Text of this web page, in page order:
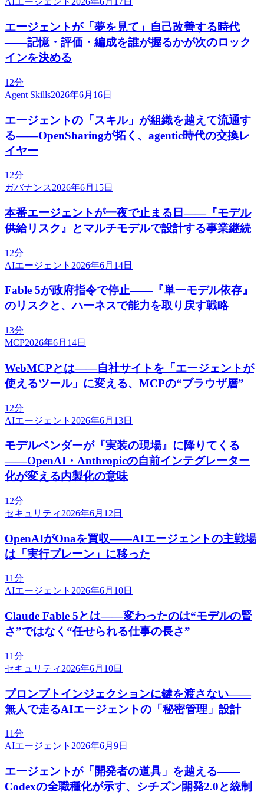
エージェントが「夢を見て」自己改善する時代
——記憶・評価・編成を誰が握るかが次のロック
インを決める
12分
Agent Skills2026年6月16日
エージェントの「スキル」が組織を越えて流通す
る——OpenSharingが拓く、agentic時代の交換レ
イヤー
12分
ガバナンス2026年6月15日
本番エージェントが一夜で止まる日——『モデル
供給リスク』とマルチモデルで設計する事業継続
12分
AIエージェント 2026年6月14日
Fable 5が政府指令で停止——『単一モデル依存』
のリスクと、ハーネスで能力を取り戻す戦略
13分
MCP2026年6月14日
WebMCPとは——自社サイトを「エージェントが
使えるツール」に変える、MCPの“ブラウザ層”
12分
AIエージェント 2026年6月13日
モデルベンダーが『実装の現場』に降りてくる
——OpenAI・Anthropicの自前インテグレーター
化が変える内製化の意味
12分
セキュリティ 2026年6月12日
OpenAIがOnaを買収——AIエージェントの主戦場
は「実行プレーン」に移った
11分
AIエージェント 2026年6月10日
Claude Fable 5とは——変わったのは“モデルの賢
さ”ではなく“任せられる仕事の長さ”
11分
セキュリティ 2026年6月10日
プロンプトインジェクションに鍵を渡さない——
無人で走るAIエージェントの「秘密管理」設計
11分
AIエージェント 2026年6月9日
エージェントが「開発者の道具」を越える——
Codexの全職種化が示す、シチズン開発2.0と統制